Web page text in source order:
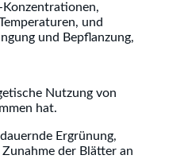
Konzentrationen,
und
und Bepflanzung,
Nutzung von
hat.
Ergrünung,
der Blätter an